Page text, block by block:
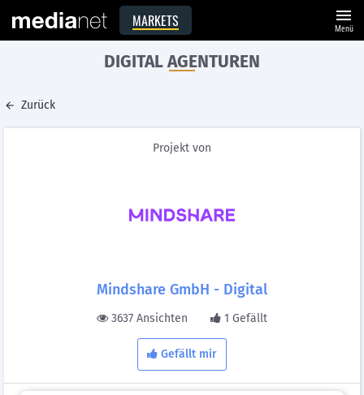
MARKETS menu
Menü
DIGITAL AGENTUREN
Zurück
Projekt von
Mindshare GmbH - Digital
3637 Ansichten 1 Gefällt
Gefällt mir